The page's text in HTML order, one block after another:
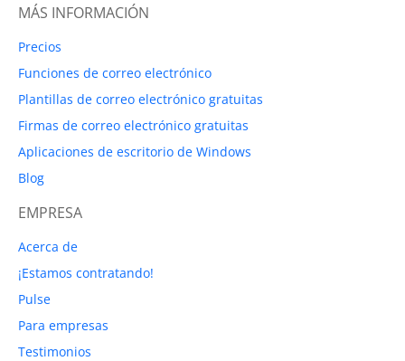
MÁS INFORMACIÓN
Precios
Funciones de correo electrónico
Plantillas de correo electrónico gratuitas
Firmas de correo electrónico gratuitas
Aplicaciones de escritorio de Windows
Blog
EMPRESA
Acerca de
¡Estamos contratando!
Pulse
Para empresas
Testimonios